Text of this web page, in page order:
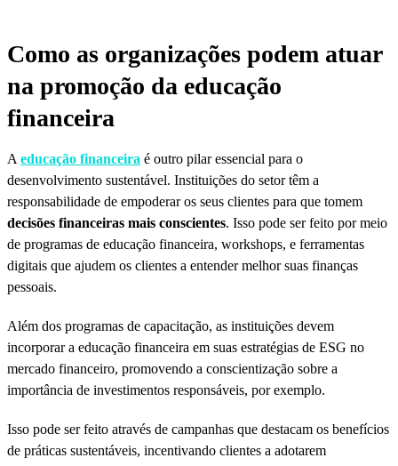
Como as organizações podem atuar
na promoção da educação
financeira
A educação financeira é outro pilar essencial para o
desenvolvimento sustentável. Instituições do setor têm a
responsabilidade de empoderar os seus clientes para que tomem
decisões financeiras mais conscientes. Isso pode ser feito por meio
de programas de educação financeira, workshops, e ferramentas
digitais que ajudem os clientes a entender melhor suas finanças
pessoais.
Além dos programas de capacitação, as instituições devem
incorporar a educação financeira em suas estratégias de ESG no
mercado financeiro, promovendo a conscientização sobre a
importância de investimentos responsáveis, por exemplo.
Isso pode ser feito através de campanhas que destacam os benefícios
de práticas sustentáveis, incentivando clientes a adotarem